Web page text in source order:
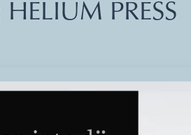
HELIUM PRESS